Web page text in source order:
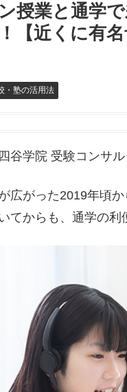
授業と通学
【近くに有
・塾の活用法
谷学院 受験コンサ
広がった2019年頃か
てからも、通学の利